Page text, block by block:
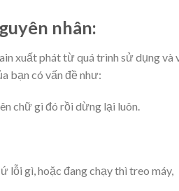
nhân:
xuất phát từ quá trình sử dụng và
bạn có vấn đề như:
chữ gì đó rồi dừng lại luôn.
lỗi gì, hoặc đang chạy thì treo máy,